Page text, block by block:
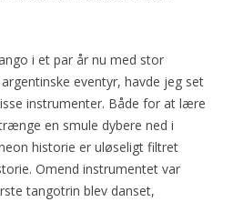
i et par år nu med stor
eventyr, havde jeg set
instrumenter. Både for at lære
en smule dybere ned i
historie er uløseligt filtret
Omend instrumentet var
tangotrin blev danset,